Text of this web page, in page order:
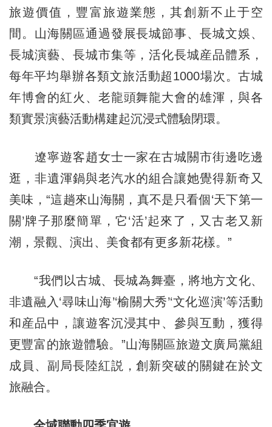
旅遊價值，豐富旅遊業態，其創新不止于空
間。山海關區通過發展長城節事、長城文娛、
長城演藝、長城市集等，活化長城産品體系，
每年平均舉辦各類文旅活動超1000場次。古城
年博會的紅火、老龍頭舞龍大會的雄渾，與各
類實景演藝活動構建起沉浸式體驗閉環。
遼寧遊客趙女士一家在古城關市街邊吃邊
逛，非遺渾鍋與老汽水的組合讓她覺得新奇又
美味，“這趟來山海關，真不是只看個‘天下第一
關’牌子那麼簡單，它‘活’起來了，又古老又新
潮，景觀、演出、美食都有更多新花樣。”
“我們以古城、長城為舞臺，將地方文化、
非遺融入‘尋味山海’‘榆關大秀’‘文化巡演’等活動
和産品中，讓遊客沉浸其中、參與互動，獲得
更豐富的旅遊體驗。”山海關區旅遊文廣局黨組
成員、副局長陸紅説，創新突破的關鍵在於文
旅融合。